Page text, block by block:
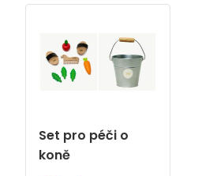
Set pro péči o
koně